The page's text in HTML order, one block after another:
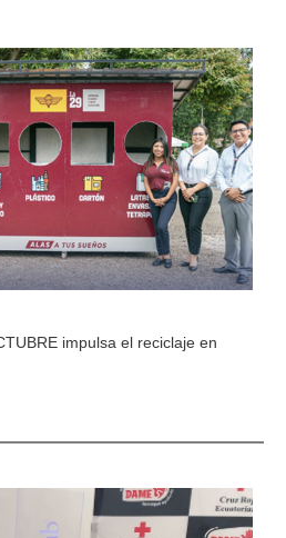
impulsa el reciclaje en